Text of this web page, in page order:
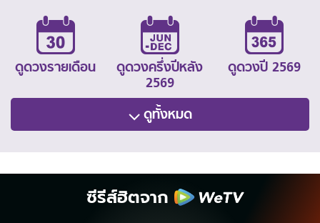
ดูดวงรายเดือน
ดูดวงครึ่งปีหลัง
2569
ดูดวงปี 2569
ดูทั้งหมด
ซีรีส์ฮิตจาก